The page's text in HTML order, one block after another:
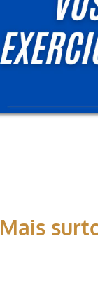
Mais